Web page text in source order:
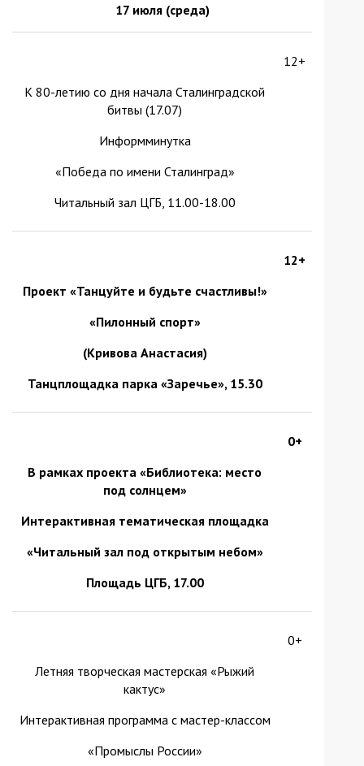
17 июля (среда)
К 80-летию со дня начала Сталинградской
битвы (17.07)
Информминутка
«Победа по имени Сталинград»
Читальный зал ЦГБ, 11.00-18.00
12+
Проект «Танцуйте и будьте счастливы!»
«Пилонный спорт»
(Кривова Анастасия)
Танцплощадка парка «Заречье», 15.30
12+
В рамках проекта «Библиотека: место
под солнцем»
Интерактивная тематическая площадка
«Читальный зал под открытым небом»
Площадь ЦГБ, 17.00
0+
Летняя творческая мастерская «Рыжий
кактус»
Интерактивная программа с мастер-классом
«Промыслы России»
0+